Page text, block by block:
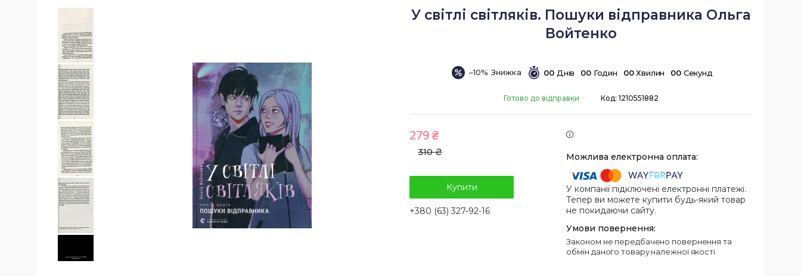
У світлі світляків. Пошуки відправника Ольга
Войтенко
–10% 00 Днів 00 Годин 00 Хвилин 00 Секунд
Готово до відправки Код: 1210551882
310 ₴
279 ₴
Купити
+380 (63) 327-92-16
У компанії підключені електронні платежі.
Тепер ви можете купити будь-який товар
не покидаючи сайту.
Законом не передбачено повернення та
обмін даного товару належної якості